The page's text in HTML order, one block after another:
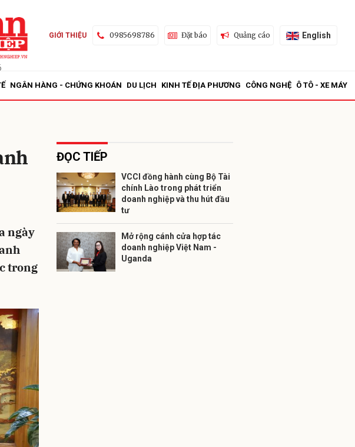
GIỚI THIỆU 0985698786 Đặt báo Quảng cáo English
NGÂN HÀNG - CHỨNG KHOÁN DU LỊCH KINH TẾ ĐỊA PHƯƠNG CÔNG NGHỆ Ô TÔ - XE MÁY
ngày
trong
ĐỌC TIẾP
VCCI đồng hành cùng Bộ Tài
chính Lào trong phát triển
doanh nghiệp và thu hút đầu
tư
Mở rộng cánh cửa hợp tác
doanh nghiệp Việt Nam -
Uganda
Gửi